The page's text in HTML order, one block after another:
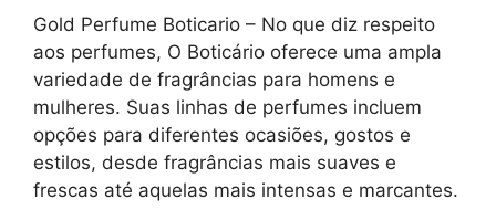
Gold Perfume Boticario – No que diz respeito
aos perfumes, O Boticário oferece uma ampla
variedade de fragrâncias para homens e
mulheres. Suas linhas de perfumes incluem
opções para diferentes ocasiões, gostos e
estilos, desde fragrâncias mais suaves e
frescas até aquelas mais intensas e marcantes.